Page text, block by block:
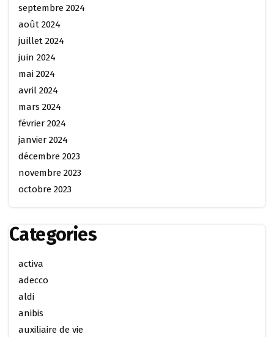
septembre 2024
août 2024
juillet 2024
juin 2024
mai 2024
avril 2024
mars 2024
février 2024
janvier 2024
décembre 2023
novembre 2023
octobre 2023
Categories
activa
adecco
aldi
anibis
auxiliaire de vie